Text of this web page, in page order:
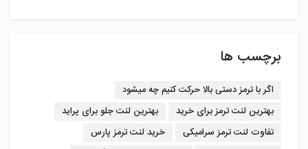
برچسب ها
اگر با ترمز دستی بالا حرکت کنیم چه میشود
بهترین لنت ترمز برای خرید
بهترین لنت جلو برای پراید
تفاوت لنت ترمز سرامیکی
خرید لنت ترمز پارس